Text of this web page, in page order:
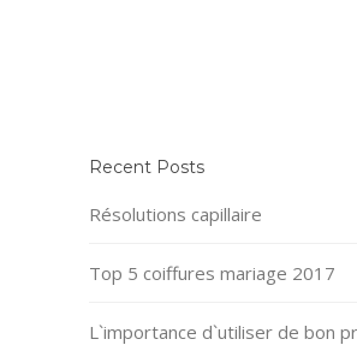
Recent Posts
Résolutions capillaire
Top 5 coiffures mariage 2017
L`importance d`utiliser de bon